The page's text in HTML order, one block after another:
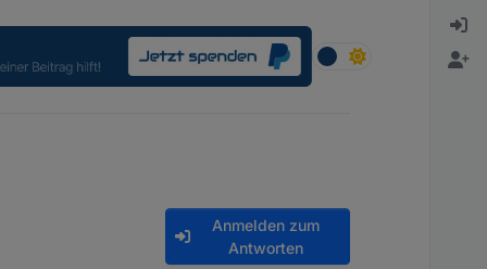
Anmelden zum
Antworten